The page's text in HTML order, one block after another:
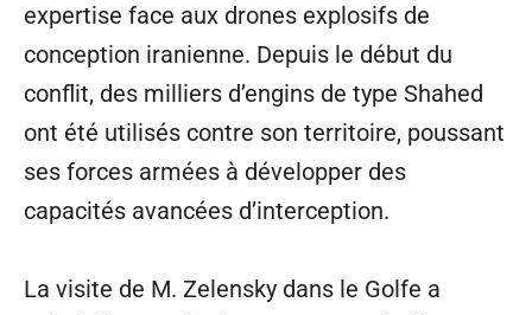
expertise face aux drones explosifs de
conception iranienne. Depuis le début du
conflit, des milliers d’engins de type Shahed
ont été utilisés contre son territoire, poussant
ses forces armées à développer des
capacités avancées d’interception.
La visite de M. Zelensky dans le Golfe a